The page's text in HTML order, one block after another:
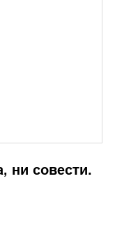
ни совести.